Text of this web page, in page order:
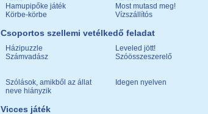
Hamupipőke játék
Most mutasd meg!
Körbe-körbe
Vízszállítós
Csoportos szellemi vetélkedő feladat
Házipuzzle Leveled jött!
Számvadász
Szóösszeszerelő
Szólások, amikből az állat
neve hiányzik
Idegen nyelven
Vicces játék